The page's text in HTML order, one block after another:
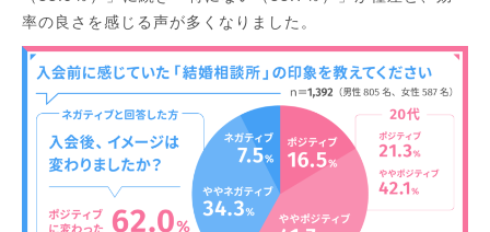
率の良さを感じる声が多くなりました。